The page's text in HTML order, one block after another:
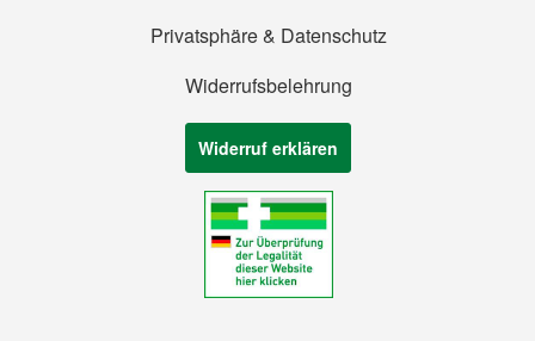
Privatsphäre & Datenschutz
Widerrufsbelehrung
Widerruf erklären